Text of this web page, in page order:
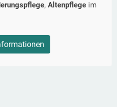
, Altenpflege im